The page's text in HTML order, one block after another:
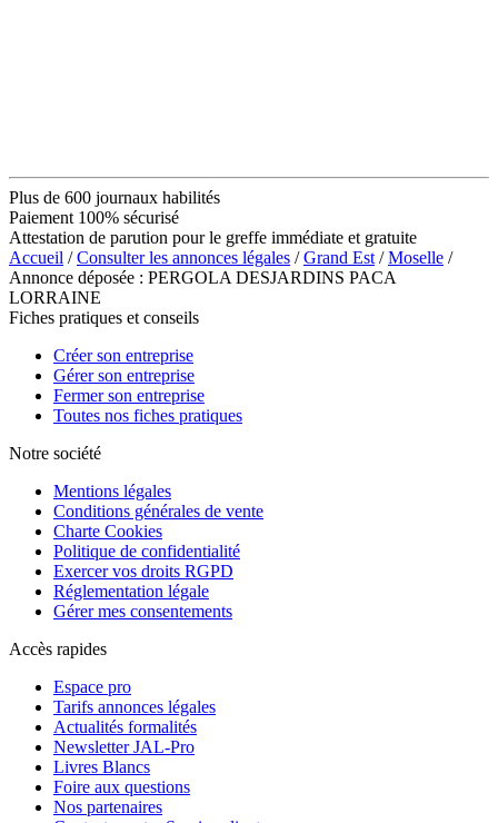
Plus de 600 journaux habilités
Paiement 100% sécurisé
Attestation de parution pour le greffe immédiate et gratuite
Accueil /Consulter les annonces légales /Grand Est /Moselle /
Annonce déposée : PERGOLA DESJARDINS PACA
LORRAINE
Fiches pratiques et conseils
Créer son entreprise
Gérer son entreprise
Fermer son entreprise
Toutes nos fiches pratiques
Notre société
Mentions légales
Conditions générales de vente
Charte Cookies
Politique de confidentialité
Exercer vos droits RGPD
Réglementation légale
Gérer mes consentements
Accès rapides
Espace pro
Tarifs annonces légales
Actualités formalités
Newsletter JAL-Pro
Livres Blancs
Foire aux questions
Nos partenaires